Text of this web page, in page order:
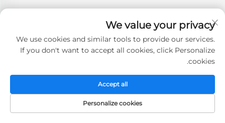
We value your privacy
We use cookies and similar tools to provide our services.
If you don't want to accept all cookies, click Personalize
cookies.
Personalize cookies
Accept all